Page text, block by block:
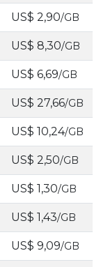
US$ 2,90/GB
US$ 8,30/GB
US$ 6,69/GB
US$ 27,66/GB
US$ 10,24/GB
US$ 2,50/GB
US$ 1,30/GB
US$ 1,43/GB
US$ 9,09/GB